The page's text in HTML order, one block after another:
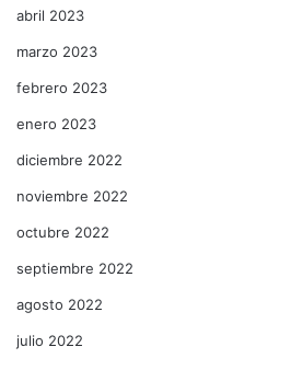
abril 2023
marzo 2023
febrero 2023
enero 2023
diciembre 2022
noviembre 2022
octubre 2022
septiembre 2022
agosto 2022
julio 2022